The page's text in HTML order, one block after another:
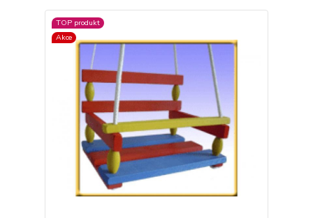
TOP produkt
Akce